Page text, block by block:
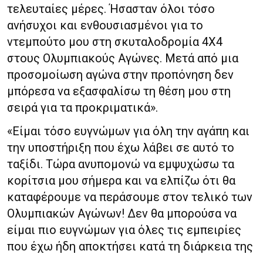
τελευταίες μέρες. Ήσασταν όλοι τόσο
ανήσυχοι και ενθουσιασμένοι για το
ντεμπούτο μου στη σκυταλοδρομία 4Χ4
στους Ολυμπιακούς Αγώνες. Μετά από μια
προσομοίωση αγώνα στην προπόνηση δεν
μπόρεσα να εξασφαλίσω τη θέση μου στη
σειρά για τα προκριματικά».
«Είμαι τόσο ευγνώμων για όλη την αγάπη και
την υποστήριξη που έχω λάβει σε αυτό το
ταξίδι. Τώρα ανυπομονώ να εμψυχώσω τα
κορίτσια μου σήμερα και να ελπίζω ότι θα
καταφέρουμε να περάσουμε στον τελικό των
Ολυμπιακών Αγώνων! Δεν θα μπορούσα να
είμαι πιο ευγνώμων για όλες τις εμπειρίες
που έχω ήδη αποκτήσει κατά τη διάρκεια της